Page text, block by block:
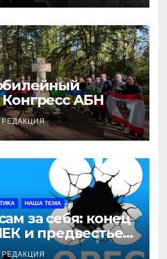
АБН
РЕДАКЦИЯ
НАША ТЕМА
за себя: конец
и предвестье
РЕДАКЦИЯ